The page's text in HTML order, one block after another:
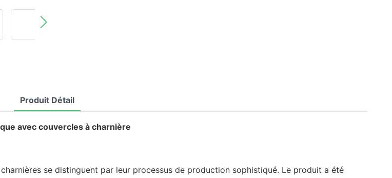
Produit Détail
avec couvercles à charnière
se distinguent par leur processus de production sophistiqué. Le produit a été